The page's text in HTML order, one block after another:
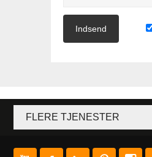
Indsend
FLERE TJENESTER